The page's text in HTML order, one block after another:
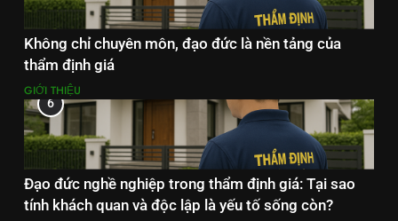
Không chỉ chuyên môn, đạo đức là nền tảng của
thẩm định giá
GIỚI THIỆU
6
Đạo đức nghề nghiệp trong thẩm định giá: Tại sao
tính khách quan và độc lập là yếu tố sống còn?